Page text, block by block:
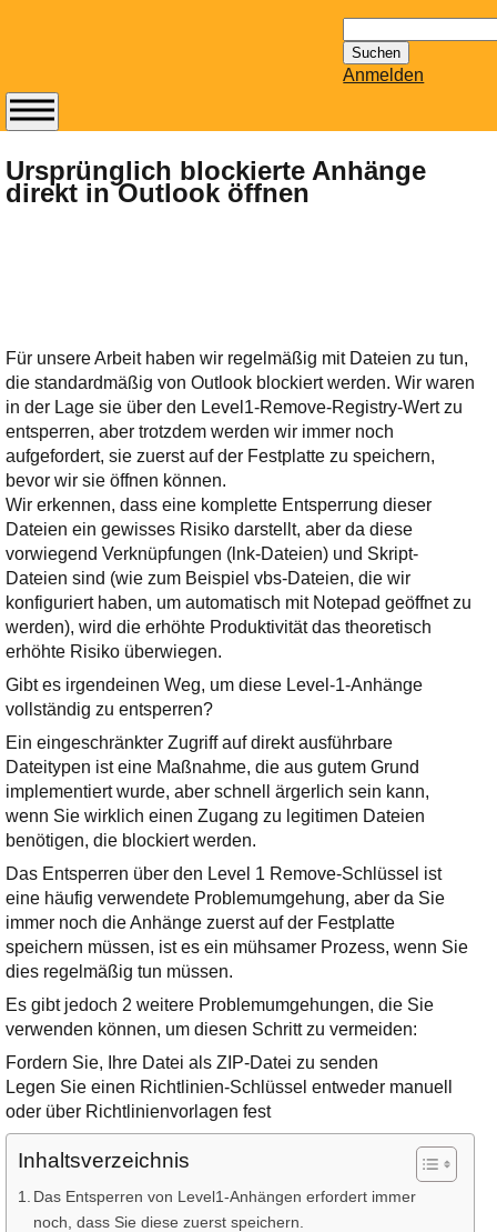
nach:
Anmelden
Ursprünglich blockierte Anhänge
direkt in Outlook öffnen
Für unsere Arbeit haben wir regelmäßig mit Dateien zu tun,
die standardmäßig von Outlook blockiert werden. Wir waren
in der Lage sie über den Level1-Remove-Registry-Wert zu
entsperren, aber trotzdem werden wir immer noch
aufgefordert, sie zuerst auf der Festplatte zu speichern,
bevor wir sie öffnen können.
Wir erkennen, dass eine komplette Entsperrung dieser
Dateien ein gewisses Risiko darstellt, aber da diese
vorwiegend Verknüpfungen (lnk-Dateien) und Skript-
Dateien sind (wie zum Beispiel vbs-Dateien, die wir
konfiguriert haben, um automatisch mit Notepad geöffnet zu
werden), wird die erhöhte Produktivität das theoretisch
erhöhte Risiko überwiegen.
Gibt es irgendeinen Weg, um diese Level-1-Anhänge
vollständig zu entsperren?
Ein eingeschränkter Zugriff auf direkt ausführbare
Dateitypen ist eine Maßnahme, die aus gutem Grund
implementiert wurde, aber schnell ärgerlich sein kann,
wenn Sie wirklich einen Zugang zu legitimen Dateien
benötigen, die blockiert werden.
Das Entsperren über den Level 1 Remove-Schlüssel ist
eine häufig verwendete Problemumgehung, aber da Sie
immer noch die Anhänge zuerst auf der Festplatte
speichern müssen, ist es ein mühsamer Prozess, wenn Sie
dies regelmäßig tun müssen.
Es gibt jedoch 2 weitere Problemumgehungen, die Sie
verwenden können, um diesen Schritt zu vermeiden:
Fordern Sie, Ihre Datei als ZIP-Datei zu senden
Legen Sie einen Richtlinien-Schlüssel entweder manuell
oder über Richtlinienvorlagen fest
Inhaltsverzeichnis
Das Entsperren von Level1-Anhängen erfordert immer
noch, dass Sie diese zuerst speichern.
Abonnieren Sie den
14-tägig
erscheinenden
bereithält!
Wie z.B. Outlook,
GMail, Thunderbird
oder auch
KuNoMail, usw.
Ihre E-Mail
Adresse:
E-Mail
E-Mail bestätigen